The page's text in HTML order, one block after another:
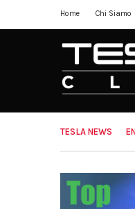
Home Chi Siamo
TESLA NEWS